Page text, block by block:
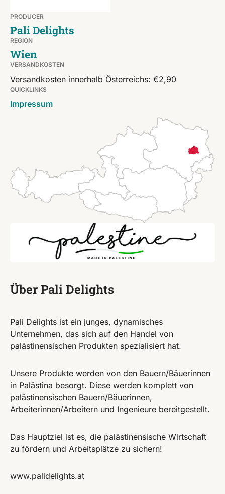
PRODUCER
Pali Delights
REGION
Wien
VERSANDKOSTEN
Versandkosten innerhalb Österreichs: €2,90
QUICKLINKS
Impressum
Über Pali Delights
Pali Delights ist ein junges, dynamisches
Unternehmen, das sich auf den Handel von
palästinensischen Produkten spezialisiert hat.
Unsere Produkte werden von den Bauern/Bäuerinnen
in Palästina besorgt. Diese werden komplett von
palästinensischen Bauern/Bäuerinnen,
Arbeiterinnen/Arbeitern und Ingenieure bereitgestellt.
Das Hauptziel ist es, die palästinensische Wirtschaft
zu fördern und Arbeitsplätze zu sichern!
www.palidelights.at